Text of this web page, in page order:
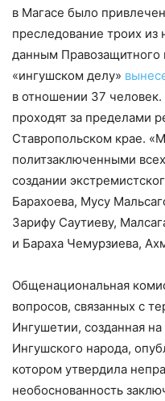
в Магасе было
преследование троих
данным
«ингушском делу»
в отношении 37
проходят за пределами
Ставропольском крае.
политзаключенными
создании
Барахоева, Мусу
Зарифу Саутиеву,
и Бараха Чемурзиева,
Общенациональная
вопросов, связанных с
Ингушетии, созданная
Ингушского народа,
котором утвердила
необоснованность